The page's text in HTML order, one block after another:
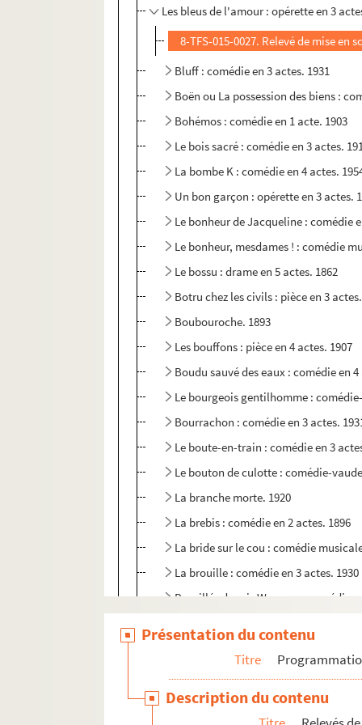
Les bleus de l'amour : opérette en 3
8-TFS-015-0027. Relevé de mise en
Bluff : comédie en 3 actes. 1931
Boën ou La possession des biens :
Bohémos : comédie en 1 acte. 1903
Le bois sacré : comédie en 3 actes.
La bombe K : comédie en 4 actes.
Un bon garçon : opérette en 3 actes.
Le bonheur de Jacqueline : comédie
Le bonheur, mesdames ! : comédie
Le bossu : drame en 5 actes. 1862
Botru chez les civils : pièce en 3
Boubouroche. 1893
Les bouffons : pièce en 4 actes. 1907
Boudu sauvé des eaux : comédie en 4
Le bourgeois gentilhomme :
Bourrachon : comédie en 3 actes.
Le boute-en-train : comédie en 3
Le bouton de culotte : comédie-
La branche morte. 1920
La brebis : comédie en 2 actes. 1896
La bride sur le cou : comédie
La brouille : comédie en 3 actes. 1930
Brouillés depuis Wagram : comédie-
La cage aux folles. 1973
Présentation du contenu
Titre
Description du contenu